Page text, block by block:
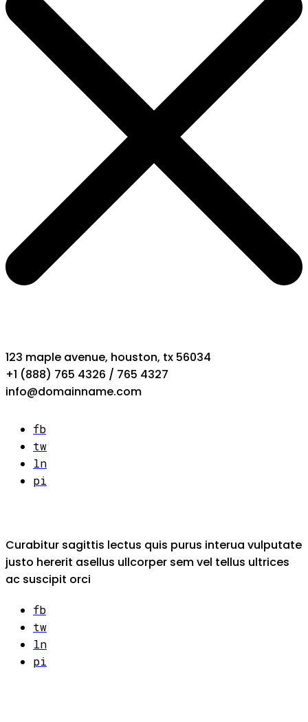
123 maple avenue, houston, tx 56034
+1 (888) 765 4326 / 765 4327
info@domainname.com
fb
tw
ln
pi
Curabitur sagittis lectus quis purus interua vulputate
justo hererit asellus ullcorper sem vel tellus ultrices
ac suscipit orci
fb
tw
ln
pi